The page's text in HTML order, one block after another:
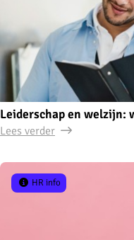
Leiderschap en welzijn:
Lees verder
HR info